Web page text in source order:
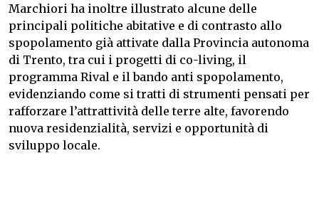
Marchiori ha inoltre illustrato alcune delle
principali politiche abitative e di contrasto allo
spopolamento già attivate dalla Provincia autonoma
di Trento, tra cui i progetti di co-living, il
programma Rival e il bando anti spopolamento,
evidenziando come si tratti di strumenti pensati per
rafforzare l’attrattività delle terre alte, favorendo
nuova residenzialità, servizi e opportunità di
sviluppo locale.